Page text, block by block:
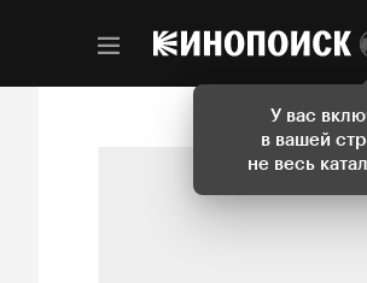
У вас
в вашей
не весь